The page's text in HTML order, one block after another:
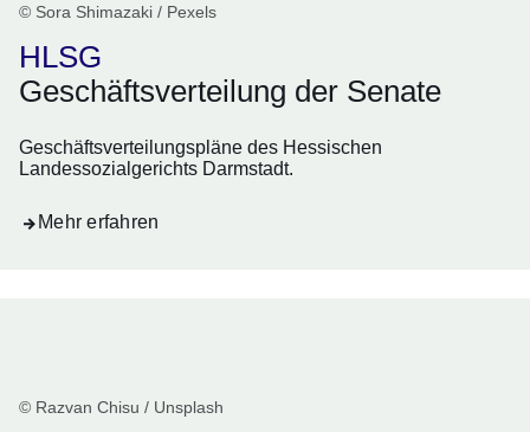
© Sora Shimazaki / Pexels
HLSG
Geschäftsverteilung der Senate
Geschäftsverteilungspläne des Hessischen
Landessozialgerichts Darmstadt.
Mehr erfahren
© Razvan Chisu / Unsplash